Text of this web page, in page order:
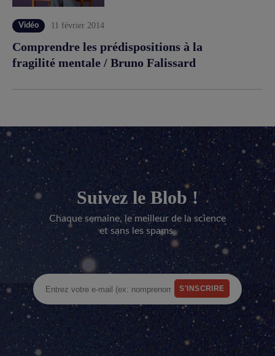
Vidéo 11 février 2014
Comprendre les prédispositions à la
fragilité mentale / Bruno Falissard
Suivez le Blob !
Chaque semaine, le meilleur de la science
et sans les spams.